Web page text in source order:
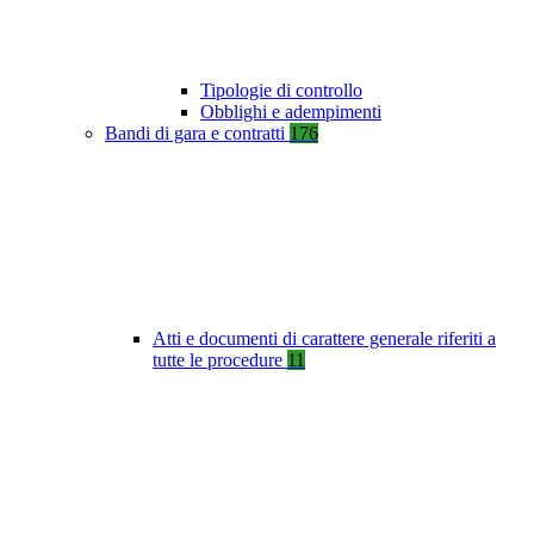
Tipologie di controllo
Obblighi e adempimenti
Bandi di gara e contratti 176
Atti e documenti di carattere generale riferiti a
tutte le procedure 11